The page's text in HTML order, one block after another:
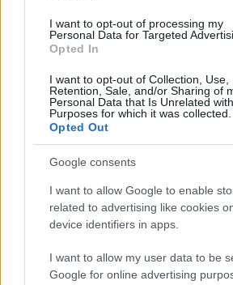
I want to opt-out of processing my
Personal Data for Targeted
Opted In
I want to opt-out of Collection, Use,
Retention, Sale, and/or Sharing of
Personal Data that Is Unrelated
Purposes for which it was collected.
Opted Out
Google consents
I want to allow Google to enable
related to advertising like cookies
device identifiers in apps.
I want to allow my user data to be
Google for online advertising
GalluraOggi.it
Ricevi le nostre
daGoogle News
Condividi l'articolo
F T PiWS